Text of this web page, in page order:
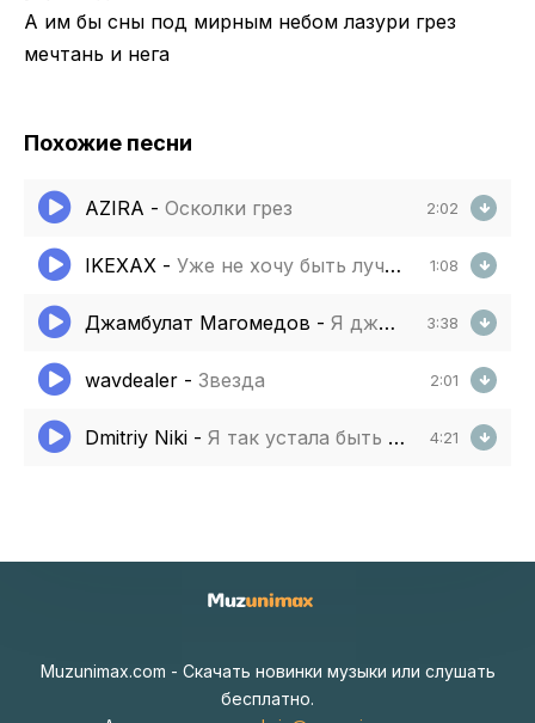
А им бы сны под мирным небом лазури грез
мечтань и нега
Похожие песни
AZIRA - Осколки грез 2:02
IKEXAX - Уже не хочу быть лучшей достаточно быть собой 1:08
Джамбулат Магомедов - Я джентльмен удачи 3:38
wavdealer - Звезда 2:01
Dmitriy Niki - Я так устала быть удобной 4:21
Muzunimax.com - Скачать новинки музыки или слушать
бесплатно.